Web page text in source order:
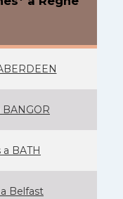
BANGOR
a BATH
Belfast